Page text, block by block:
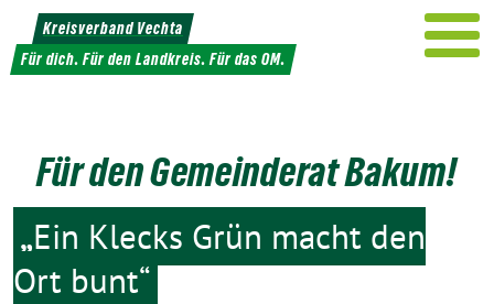
Weiter
zum
Inhalt
Kreisverband Vechta
Für dich. Für den Landkreis. Für das OM.
Für den Gemeinderat Bakum!
„Ein Klecks Grün macht den
Ort bunt“